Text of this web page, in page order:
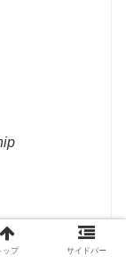
ップ サイドバー